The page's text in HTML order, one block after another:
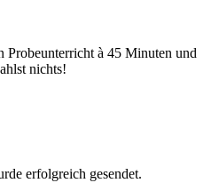
Probeunterricht à 45 Minuten und
nichts!
erfolgreich gesendet.